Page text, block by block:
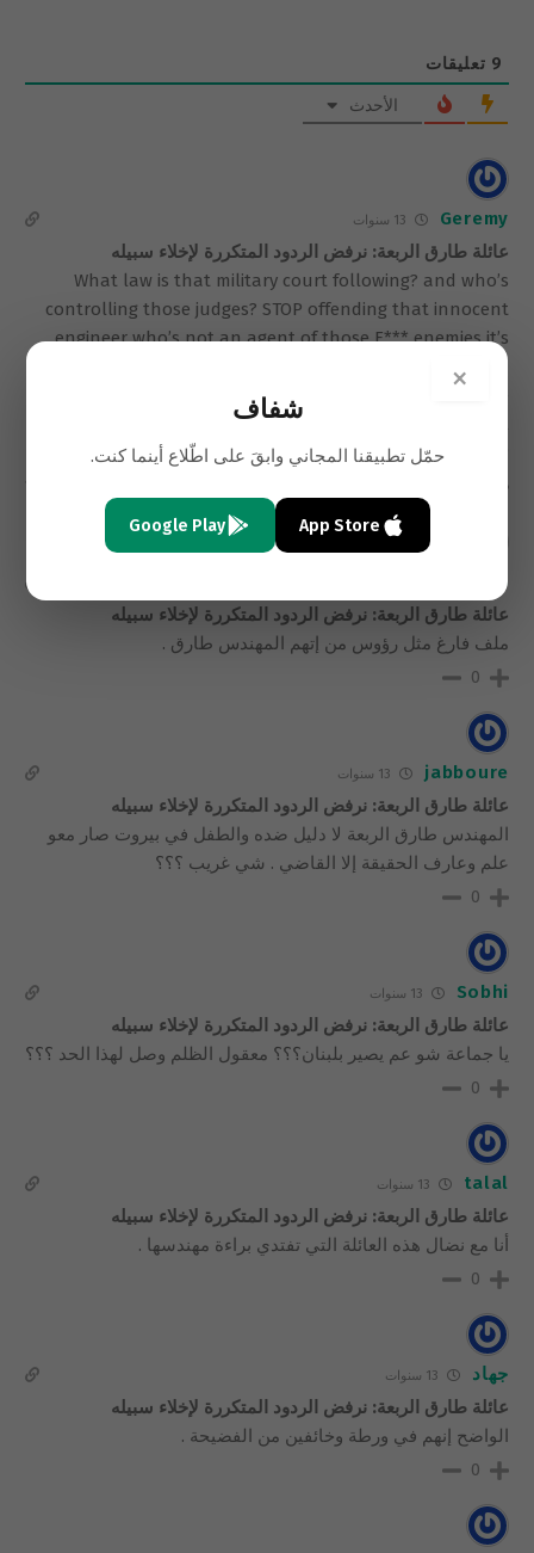
9 تعليقات
الأحدث
Geremy
عائلة طارق الربعة: نرفض الردود المتكررة لإخلاء سبيله
What law is that military court following? and who’s
controlling those judges? STOP offending that innocent
engineer who’s not an agent of those F*** enemies it’s
regime which remind us of the Syrian one.
We will support Eng. Tarek Rabaa and in one voice we call
RELEASE TAREK RABAA A.S.A.P
نسيم
عائلة طارق الربعة: نرفض الردود المتكررة لإخلاء سبيله
ملف فارغ مثل رؤوس من إتهم المهندس طارق .
0
jabboure
عائلة طارق الربعة: نرفض الردود المتكررة لإخلاء سبيله
المهندس طارق الربعة لا دليل ضده والطفل في بيروت صار معو
علم وعارف الحقيقة إلا القاضي . شي غريب ؟؟؟
0
Sobhi
عائلة طارق الربعة: نرفض الردود المتكررة لإخلاء سبيله
يا جماعة شو عم يصير بلبنان؟؟؟ معقول الظلم وصل لهذا الحد ؟؟؟
0
talal
عائلة طارق الربعة: نرفض الردود المتكررة لإخلاء سبيله
أنا مع نضال هذه العائلة التي تفتدي براءة مهندسها .
0
جهاد
عائلة طارق الربعة: نرفض الردود المتكررة لإخلاء سبيله
الواضح إنهم في ورطة وخائفين من الفضيحة .
0
×
شفاف
حمّل تطبيقنا المجاني وابقَ على اطّلاع أينما كنت.
App Store
Google Play